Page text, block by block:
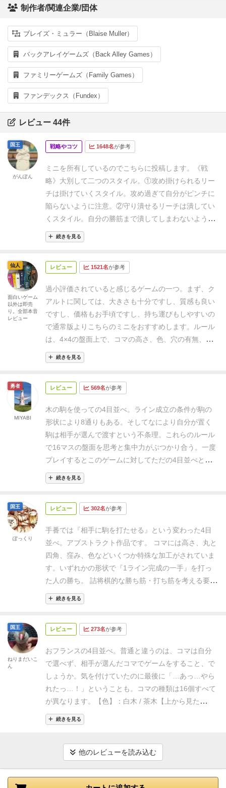
制作者/関連企業/団体
ブレイズ・ミュラー（Blaise Muller）
バックアレイゲームズ（Back Alley Games）
ファミリーゲームズ（Family Games）
ファンデックス（Fundex）
レビュー 44件
戦略やコツ 1648名が参考
ミニを所有しているのでこちらに投稿します。
《戦
略》 大別して二つのスタイル。 ①攻め掛けられるリー
チは掛けていくスタイル。 攻め過ぎて自分がピンチに
陥らないように注意。 ②守り潰せるリーチは潰してい
くスタイル。
自分の勝筋まで潰してしまわないように
注意。《コツ》
意。例えば、○と□を同時にリーチさせてしまうと何を
インに置かない。クアルトが成立しにくくなりま
のリーチが増えそうな駒を選ぶ。 〈序盤〉リーチがで
きるまで・スタイルに合わせフィーリングで置きま
す。クアルトを見据え同じ条件でラインを揃えたい。
〈中盤〉リーチを掛けたり潰したり ・リーチを掛ける
時は2,3条件同時に掛ける。・リーチを潰す時は同時に
リーチを掛ける。反対条件のリーチを潰しつつ掛ける
件リーチを掛けてしまわないように注意。
マスが6以下くらい・自分が置く時、残りの駒でクア
ルトされるリーチがあったらそこを潰す。・最後
に、、、詰んでしまったらいくら長考しても同じで
す。もう1プレイで楽しみましょう！
続きを見る
国王
がんぽん
レビュー 1521名が参考
過小評価されていると感じるゲームの一つ。まず、ク
アルトに関しては、大きさも十分ですし、質感も良い
ですし、価格もお手頃ですし、持ち運びもしやすいの
で通常版よりこちらのミニをおすすめします。
ルール
は、4×4の盤面上で、コマの高さ、色、穴の有無、形
のどれかで一列揃えたら勝ち。上級ルールでは上記条
件で四角（2×2）を作っても勝ちです。
でやろう」という気持ちで勝利を目指すのですが、少
だ、その頭の使い方が、使いすぎて疲れる類ではな
く、楽しんで頭を使う感じなんです。相手が置くコマ
の位置や動作から、「もしかしてこの条件気づいてな
いのか…？」という読みをするのも楽しい。 本当に奥
深く、楽しい。初めてやる人もすぐに楽しめる。フラ
ンス産のオシャレなゲームなので、薄暗くしてハイボ
ながら楽しむとオシャレなムードにできるのも◎。巾
着、コマ、盤面も本当に素敵で、私が大好きなゲー
ム。持ってない人は買いです。奥さんや友達や、仲い
い人とお酒を飲みながらぜひ！(^o^)
続きを見る
仙人
面白いゲーム
以外は即売
り。全部本音
レビュー
レビュー 569名が参考
木の駒を使っての4目並べ。 ライン成立の条件が駒の
形状により8通りもある。 そしてなにより自分が置く
駒は相手が選んで渡すという不条理。
これらのルール
で16マスの盤面を思考と集中力がぶつかり合う。 一度
プレイするとこのゲームに対してただの4目並べとは
呼べなくなると思います。
続きを見る
勇者
MIYABI
レビュー 302名が参考
手番では『相手に駒を打たせる』という変わった4目
並べ。アブストラクト作品です。
コマには高さ、丸と
四角、窪み、色などいくつか特殊な加工がされていま
す。いずれかの形状で『1ライン完成の一手』を打っ
た人の勝ち。
詰将棋的な勝ち筋・打ち筋を考える要素
はありますが、個人的にガチにやるもんではないもの
だと思いました。
らでも出来るやつです。
ぶのが程よいかと思います。
続きを見る
国王
ぽっくり
レビュー 273名が参考
おフランスの4目並べ。普通と違うのは、コマは自分
で選べず、相手が選んだコマでゲームをすること、で
しょうか。気を付けていたのに最後に「…あっ…やら
れたっ…！」ということも。
コマの種類は16個すべて
が異なります。
【色】：白木 / 茶木 【上から見た
形】：●（丸） / ■（四角）
◎（真ん中に穴） / 〇（穴無し）
トしていき、上記の条件のどれかが揃った状態で縦・
揃ったときは「クアルト！」と宣言しないといけませ
続きを見る
国王
ねりまだいこ
ん
他のレビューを読み込む